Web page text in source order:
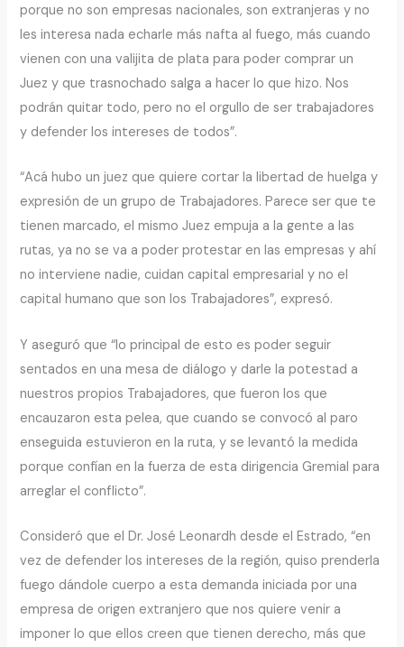
porque no son empresas nacionales, son extranjeras y no
les interesa nada echarle más nafta al fuego, más cuando
vienen con una valijita de plata para poder comprar un
Juez y que trasnochado salga a hacer lo que hizo. Nos
podrán quitar todo, pero no el orgullo de ser trabajadores
y defender los intereses de todos”.
“Acá hubo un juez que quiere cortar la libertad de huelga y
expresión de un grupo de Trabajadores. Parece ser que te
tienen marcado, el mismo Juez empuja a la gente a las
rutas, ya no se va a poder protestar en las empresas y ahí
no interviene nadie, cuidan capital empresarial y no el
capital humano que son los Trabajadores”, expresó.
Y aseguró que “lo principal de esto es poder seguir
sentados en una mesa de diálogo y darle la potestad a
nuestros propios Trabajadores, que fueron los que
encauzaron esta pelea, que cuando se convocó al paro
enseguida estuvieron en la ruta, y se levantó la medida
porque confían en la fuerza de esta dirigencia Gremial para
arreglar el conflicto”.
Consideró que el Dr. José Leonardh desde el Estrado, “en
vez de defender los intereses de la región, quiso prenderla
fuego dándole cuerpo a esta demanda iniciada por una
empresa de origen extranjero que nos quiere venir a
imponer lo que ellos creen que tienen derecho, más que